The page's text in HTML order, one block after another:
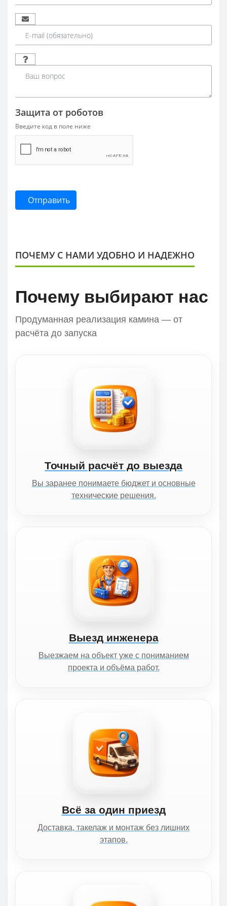
Защита от роботов
Введите код в поле ниже
Отправить
ПОЧЕМУ С НАМИ УДОБНО И НАДЕЖНО
Почему выбирают нас
Продуманная реализация камина — от
расчёта до запуска
Точный расчёт до выезда
Вы заранее понимаете бюджет и основные
технические решения.
Выезд инженера
Выезжаем на объект уже с пониманием
проекта и объёма работ.
Всё за один приезд
Доставка, такелаж и монтаж без лишних
этапов.